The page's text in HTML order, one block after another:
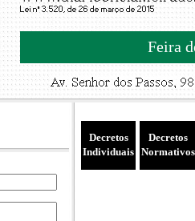
Feira
Decretos
Individuais
Decretos
Normativos